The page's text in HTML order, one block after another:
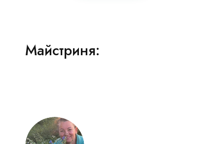
Дідух — це не просто святковий сніп.
силу предків і благословення землі.
Дідух оберігав дім від усього недоброго, притягував
Майстриня: